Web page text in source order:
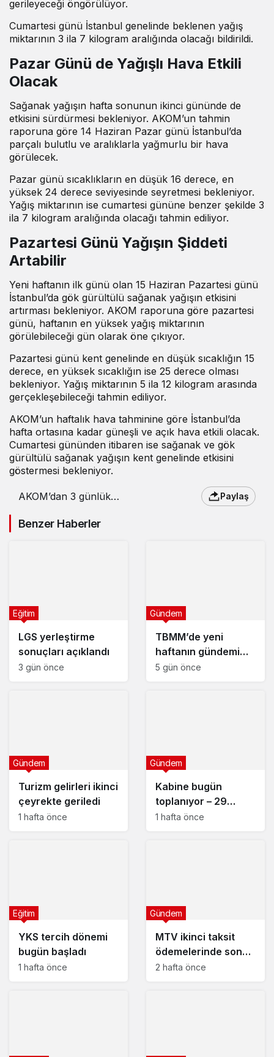
gerileyeceği öngörülüyor.
Cumartesi günü İstanbul genelinde beklenen yağış
miktarının 3 ila 7 kilogram aralığında olacağı bildirildi.
Pazar Günü de Yağışlı Hava Etkili
Olacak
Sağanak yağışın hafta sonunun ikinci gününde de
etkisini sürdürmesi bekleniyor. AKOM’un tahmin
raporuna göre 14 Haziran Pazar günü İstanbul’da
parçalı bulutlu ve aralıklarla yağmurlu bir hava
görülecek.
Pazar günü sıcaklıkların en düşük 16 derece, en
yüksek 24 derece seviyesinde seyretmesi bekleniyor.
Yağış miktarının ise cumartesi gününe benzer şekilde 3
ila 7 kilogram aralığında olacağı tahmin ediliyor.
Pazartesi Günü Yağışın Şiddeti
Artabilir
Yeni haftanın ilk günü olan 15 Haziran Pazartesi günü
İstanbul’da gök gürültülü sağanak yağışın etkisini
artırması bekleniyor. AKOM raporuna göre pazartesi
günü, haftanın en yüksek yağış miktarının
görülebileceği gün olarak öne çıkıyor.
Pazartesi günü kent genelinde en düşük sıcaklığın 15
derece, en yüksek sıcaklığın ise 25 derece olması
bekleniyor. Yağış miktarının 5 ila 12 kilogram arasında
gerçekleşebileceği tahmin ediliyor.
AKOM’un haftalık hava tahminine göre İstanbul’da
hafta ortasına kadar güneşli ve açık hava etkili olacak.
Cumartesi gününden itibaren ise sağanak ve gök
gürültülü sağanak yağışın kent genelinde etkisini
göstermesi bekleniyor.
AKOM’dan 3 günlük
Paylaş
Benzer Haberler
LGS yerleştirme
sonuçları açıklandı
Eğitim
3 gün önce
TBMM’de yeni
haftanın gündemi
yoğun
Gündem
5 gün önce
Turizm gelirleri ikinci
çeyrekte geriledi
Gündem
1 hafta önce
Kabine bugün
toplanıyor – 29
Temmuz 2026
Gündem
1 hafta önce
YKS tercih dönemi
bugün başladı
Eğitim
1 hafta önce
MTV ikinci taksit
ödemelerinde son
gün cuma
Gündem
2 hafta önce